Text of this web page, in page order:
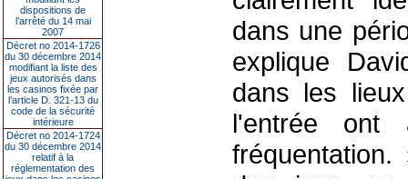
dispositions de
l’arrêté du 14 mai
2007
Décret no 2014-1726
du 30 décembre 2014
modifiant la liste des
jeux autorisés dans
les casinos fixée par
l’article D. 321-13 du
code de la sécurité
intérieure
Décret no 2014-1724
du 30 décembre 2014
relatif à la
réglementation des
dans une
explique
dans les
l'entrée ont